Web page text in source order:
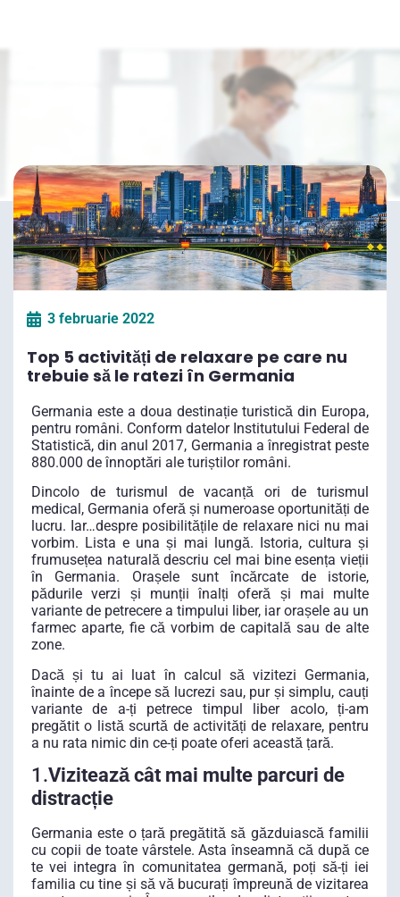
3 februarie 2022
Top 5 activități de relaxare pe care nu
trebuie să le ratezi în Germania
Germania este a doua destinație turistică din Europa,
pentru români. Conform datelor Institutului Federal de
Statistică, din anul 2017, Germania a înregistrat peste
880.000 de înnoptări ale turiștilor români.
Dincolo de turismul de vacanță ori de turismul
medical, Germania oferă și numeroase oportunități de
lucru. Iar…despre posibilitățile de relaxare nici nu mai
vorbim. Lista e una și mai lungă. Istoria, cultura și
frumusețea naturală descriu cel mai bine esența vieții
în Germania. Orașele sunt încărcate de istorie,
pădurile verzi și munții înalți oferă și mai multe
variante de petrecere a timpului liber, iar orașele au un
farmec aparte, fie că vorbim de capitală sau de alte
zone.
Dacă și tu ai luat în calcul să vizitezi Germania,
înainte de a începe să lucrezi sau, pur și simplu, cauți
variante de a-ți petrece timpul liber acolo, ți-am
pregătit o listă scurtă de activități de relaxare, pentru
a nu rata nimic din ce-ți poate oferi această țară.
1.Vizitează cât mai multe parcuri de
distracție
Germania este o țară pregătită să găzduiască familii
cu copii de toate vârstele. Asta înseamnă că după ce
te vei integra în comunitatea germană, poți să-ți iei
familia cu tine și să vă bucurați împreună de vizitarea